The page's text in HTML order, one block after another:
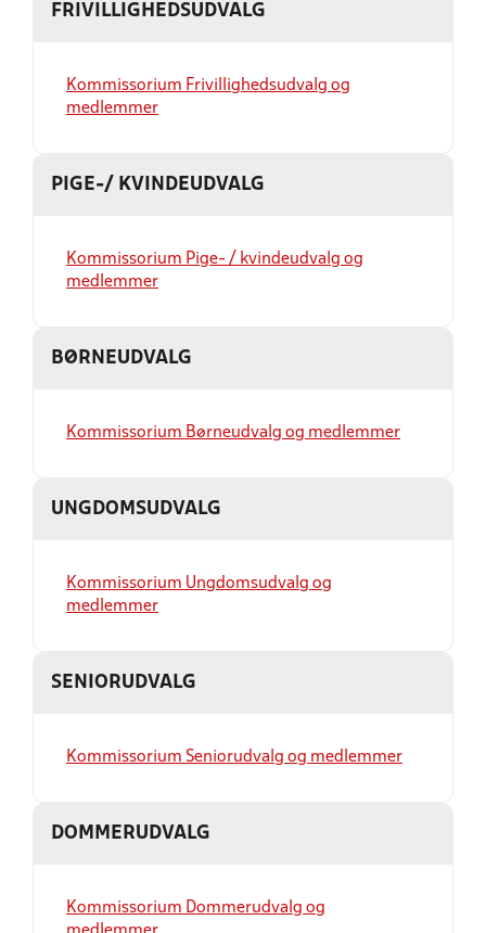
FRIVILLIGHEDSUDVALG
Kommissorium Frivillighedsudvalg og
medlemmer
PIGE-/ KVINDEUDVALG
Kommissorium Pige- / kvindeudvalg og
medlemmer
BØRNEUDVALG
Kommissorium Børneudvalg og medlemmer
UNGDOMSUDVALG
Kommissorium Ungdomsudvalg og
medlemmer
SENIORUDVALG
Kommissorium Seniorudvalg og medlemmer
DOMMERUDVALG
Kommissorium Dommerudvalg og